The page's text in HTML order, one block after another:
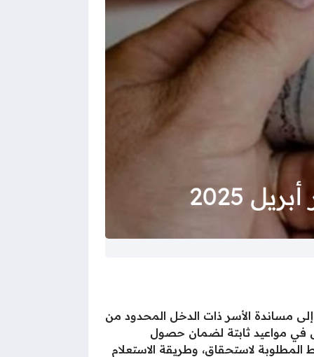
مساندة الأسر ذات الدخل المحدود من
في مواعيد ثابتة لضمان حصول
دون تأخير، هذا ونرصد لكم موعد صرف المعاش لشهر أبريل 2025، والشروط المطلوبة لاستحقاق، وطريقة الاستعلام